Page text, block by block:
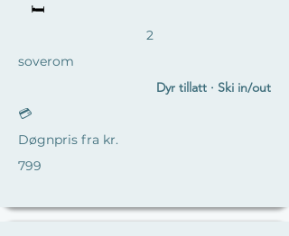
🛏️
2
soverom
Dyr tillatt · Ski in/out
💳
Døgnpris fra kr.
799